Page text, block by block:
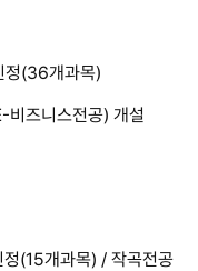
정(36개과목)
비즈니스전공) 개설
(15개과목) / 작곡전공